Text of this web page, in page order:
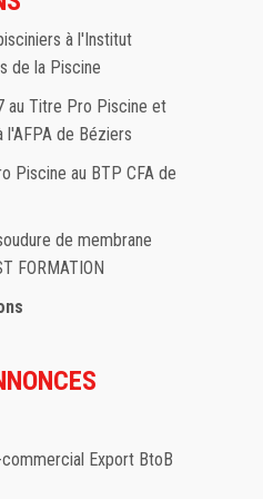
à l'Institut
de la Piscine
au Titre Pro Piscine et
l'AFPA de Béziers
Piscine au BTP CFA de
de membrane
FORMATION
Export BtoB